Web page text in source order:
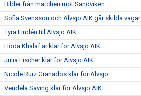
Bilder från matchen mot Sandviken
Sofia Svensson och Älvsjö AIK går skilda vägar
Tyra Lindén till Älvsjö AIK
Hoda Khalaf är klar för Älvsjö AIK
Julia Fischer klar för Älvsjö AIK
Nicole Ruiz Granados klar för Älvsjö
Vendela Saving klar för Älvsjö AIK